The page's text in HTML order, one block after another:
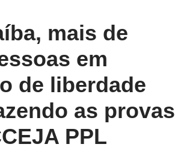
mais de
em
de liberdade
as provas
PPL